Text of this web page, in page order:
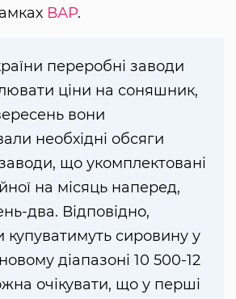
ВАР.
переробні заводи
ціни на соняшник,
вони
необхідні обсяги
що укомплектовані
на місяць наперед,
два. Відповідно,
сировину у
діапазоні 10 500-12
очікувати, що у перші